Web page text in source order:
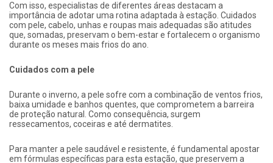
Com isso, especialistas de diferentes áreas destacam a
importância de adotar uma rotina adaptada à estação. Cuidados
com pele, cabelo, unhas e roupas mais adequadas são atitudes
que, somadas, preservam o bem-estar e fortalecem o organismo
durante os meses mais frios do ano.
Cuidados com a pele
Durante o inverno, a pele sofre com a combinação de ventos frios,
baixa umidade e banhos quentes, que comprometem a barreira
de proteção natural. Como consequência, surgem
ressecamentos, coceiras e até dermatites.
Para manter a pele saudável e resistente, é fundamental apostar
em fórmulas específicas para esta estação, que preservem a